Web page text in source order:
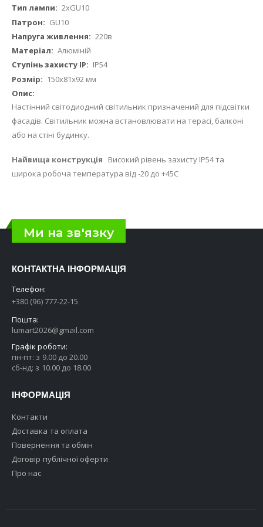
2хGU10
GU10
220в
Алюміній
IP54
150x81x92 мм
Настінний світодиодний світильник призначений для підсвітки
фасадів. Світильник можна встановлювати на терасі, балконі
або на стіні будинку.
Найвища конструкція Високий рівень захисту IP54 та
широка робоча температура від -20 до +45С
Ми на зв'язку
КОНТАКТНА ІНФОРМАЦІЯ
Телефон:
+380 (96) 777-22-15
Пошта:
lumart2026@gmail.com
Графік роботи:
пн-пт: з 9.00 до 20.00
сб-нд: з 10.00 до 18.00
ІНФОРМАЦІЯ
Контакти
Доставка та оплата
Повернення та обмін
Договір публічної оферти
Про нас